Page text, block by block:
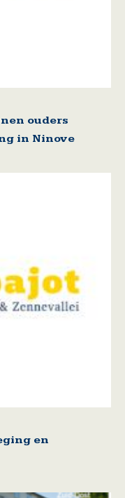
ouders
in Ninove
en